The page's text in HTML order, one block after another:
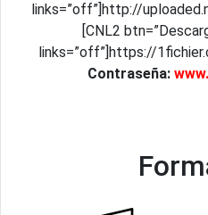
links=”off”]http://
[CNL2
links=”off”]https://
Contraseña: